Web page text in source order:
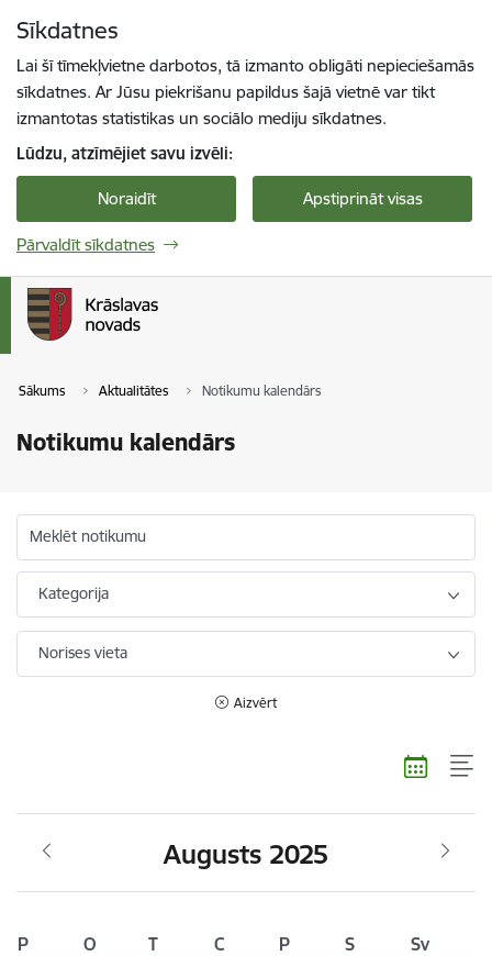
Sīkdatnes
Lai šī tīmekļvietne darbotos, tā izmanto obligāti nepieciešamās
sīkdatnes. Ar Jūsu piekrišanu papildus šajā vietnē var tikt
izmantotas statistikas un sociālo mediju sīkdatnes.
Lūdzu, atzīmējiet savu izvēli:
Noraidīt Apstiprināt visas
Pārvaldīt sīkdatnes
Sākums Aktualitātes Notikumu kalendārs
Notikumu kalendārs
Meklēt notikumu
Kategorija
Norises vieta
Aizvērt
Augusts 2025
P O T C P S
Sv